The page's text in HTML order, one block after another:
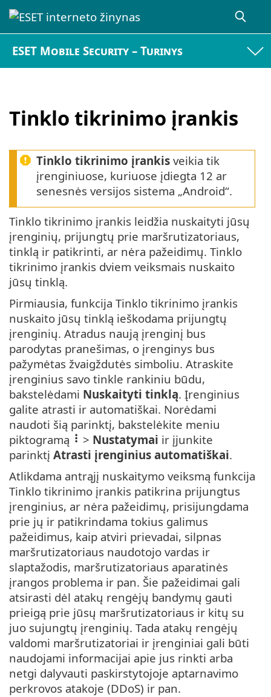
ESET Mobile Security – Turinys
Tinklo tikrinimo įrankis
Tinklo tikrinimo įrankis veikia tik
įrenginiuose, kuriuose įdiegta 12 ar
senesnės versijos sistema „Android“.
Tinklo tikrinimo įrankis leidžia nuskaityti jūsų
įrenginių, prijungtų prie maršrutizatoriaus,
tinklą ir patikrinti, ar nėra pažeidimų. Tinklo
tikrinimo įrankis dviem veiksmais nuskaito
jūsų tinklą.
Pirmiausia, funkcija Tinklo tikrinimo įrankis
nuskaito jūsų tinklą ieškodama prijungtų
įrenginių. Atradus naują įrenginį bus
parodytas pranešimas, o įrenginys bus
pažymėtas žvaigždutės simboliu. Atraskite
įrenginius savo tinkle rankiniu būdu,
bakstelėdami Nuskaityti tinklą. Įrenginius
galite atrasti ir automatiškai. Norėdami
naudoti šią parinktį, bakstelėkite meniu
piktogramą
> Nustatymai ir įjunkite
parinktį Atrasti įrenginius automatiškai.
Atlikdama antrąjį nuskaitymo veiksmą funkcija
Tinklo tikrinimo įrankis patikrina prijungtus
įrenginius, ar nėra pažeidimų, prisijungdama
prie jų ir patikrindama tokius galimus
pažeidimus, kaip atviri prievadai, silpnas
maršrutizatoriaus naudotojo vardas ir
slaptažodis, maršrutizatoriaus aparatinės
įrangos problema ir pan. Šie pažeidimai gali
atsirasti dėl atakų rengėjų bandymų gauti
prieigą prie jūsų maršrutizatoriaus ir kitų su
juo sujungtų įrenginių. Tada atakų rengėjų
valdomi maršrutizatoriai ir įrenginiai gali būti
naudojami informacijai apie jus rinkti arba
netgi dalyvauti paskirstytojoje aptarnavimo
perkrovos atakoje (DDoS) ir pan.